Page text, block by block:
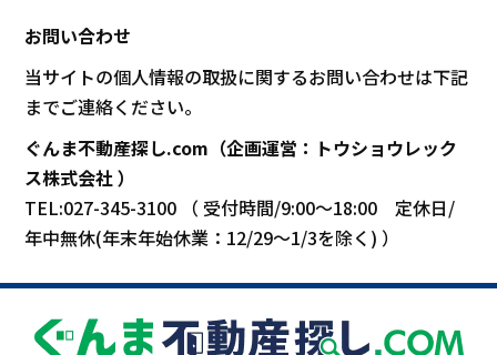
お問い合わせ
当サイトの個人情報の取扱に関するお問い合わせは下記
までご連絡ください。
ぐんま不動産探し.com（企画運営：トウショウレック
ス株式会社 ）
TEL:027-345-3100 （ 受付時間/9:00～18:00 定休日/
年中無休(年末年始休業：12/29～1/3を除く) ）